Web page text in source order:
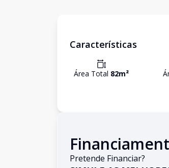
Características
Área Total 82m²
Pretende Financiar?